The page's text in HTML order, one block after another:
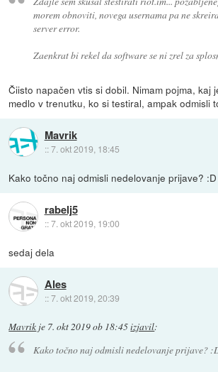
morem obnoviti, novega usernama pa ne
server error.
Zaenkrat bi rekel da software se ni zrel za
Čiisto napačen vtis si dobil. Nimam pojma, kaj
medlo v trenutku, ko si testiral, ampak odmisli
Mavrik
::7. okt 2019, 18:45
Kako točno naj odmisli nedelovanje prijave? :D
rabelj5
::7. okt 2019, 19:00
sedaj dela
Ales
::7. okt 2019, 20:39
Mavrik je 7. okt 2019 ob 18:45izjavil:
Kako točno naj odmisli nedelovanje prijave?